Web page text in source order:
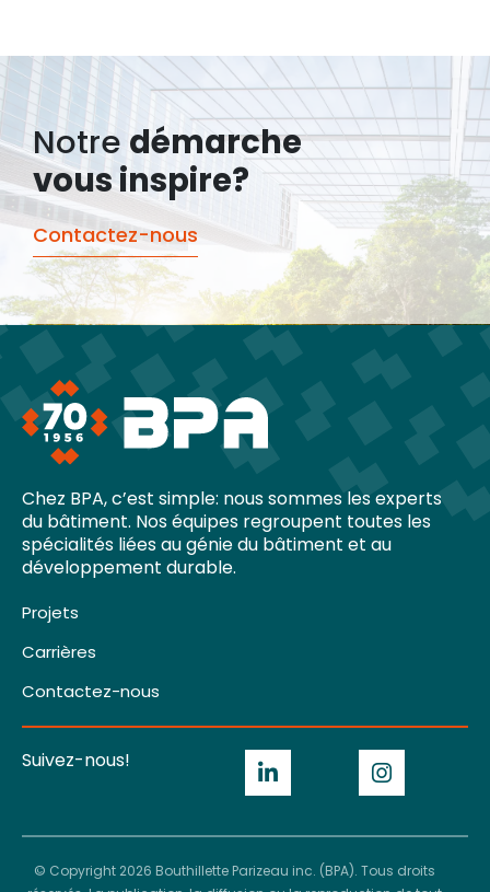
Notre démarche
vous inspire?
Contactez-nous
Chez BPA, c’est simple: nous sommes les experts
du bâtiment. Nos équipes regroupent toutes les
spécialités liées au génie du bâtiment et au
développement durable.
Projets
Carrières
Contactez-nous
Suivez-nous!
© Copyright 2026 Bouthillette Parizeau inc. (BPA). Tous droits